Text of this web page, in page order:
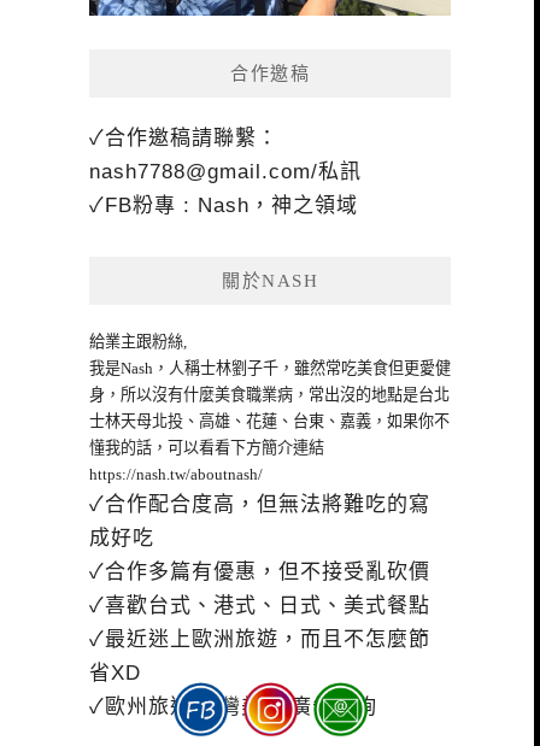
合作邀稿
✓合作邀稿請聯繫：
nash7788@gmail.com/私訊
✓FB粉專 : Nash，神之領域
關於NASH
給業主跟粉絲,
我是Nash，人稱士林劉子千，雖然常吃美食但更愛健
身，所以沒有什麼美食職業病，常出沒的地點是台北
士林天母北投、高雄、花蓮、台東、嘉義，如果你不
懂我的話，可以看看下方簡介連結
https://nash.tw/aboutnash/
✓合作配合度高，但無法將難吃的寫
成好吃
✓合作多篇有優惠，但不接受亂砍價
✓喜歡台式、港式、日式、美式餐點
✓最近迷上歐洲旅遊，而且不怎麼節
省XD
✓歐州旅遊|台灣美食|廣告諮詢